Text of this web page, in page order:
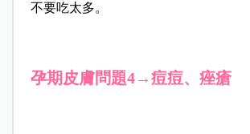
不要吃太多。
孕期皮膚問題4→痘痘、痤瘡